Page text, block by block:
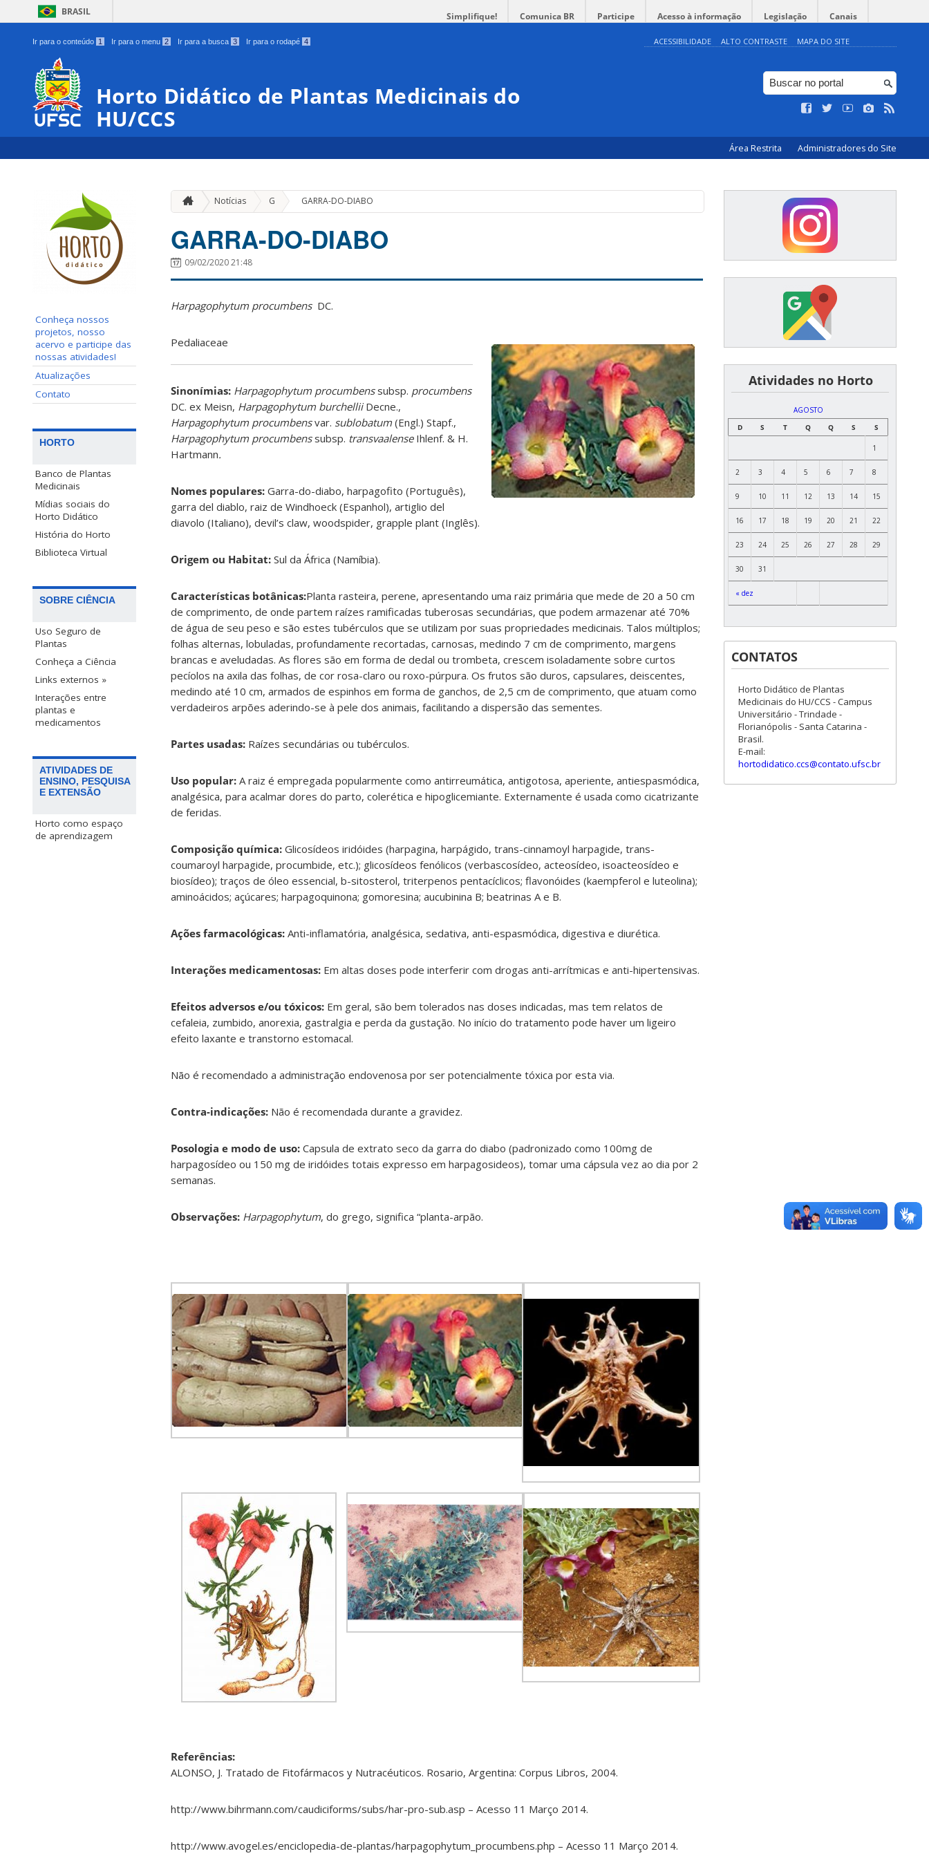
BRASIL Simplifique! Comunica BR Participe Acesso à informação Legislação Canais
Ir para o conteúdo 1 Ir para o menu 2 Ir para a busca 3 Ir para o rodapé 4 ACESSIBILIDADE ALTO CONTRASTE MAPA DO SITE
Horto Didático de Plantas Medicinais do
HU/CCS
Área Restrita Administradores do Site
Conheça nossos
projetos, nosso
acervo e participe das
nossas atividades!
Atualizações
Contato
HORTO
Banco de Plantas
Medicinais
Mídias sociais do
Horto Didático
História do Horto
Biblioteca Virtual
SOBRE CIÊNCIA
Uso Seguro de
Plantas
Conheça a Ciência
Links externos »
Interações entre
plantas e
medicamentos
ATIVIDADES DE
ENSINO, PESQUISA
E EXTENSÃO
Horto como espaço
de aprendizagem
Notícias G » GARRA-DO-DIABO
GARRA-DO-DIABO
09/02/2020 21:48
Harpagophytum procumbensDC.
Pedaliaceae
Sinonímias: Harpagophytum procumbenssubsp. procumbens
DC. ex Meisn, Harpagophytum burchelliiDecne.,
Harpagophytum procumbensvar. sublobatum (Engl.) Stapf.,
Harpagophytum procumbenssubsp. transvaalenseIhlenf. & H.
Hartmann.
Nomes populares: Garra-do-diabo, harpagofito (Português),
garra del diablo, raiz de Windhoeck (Espanhol), artiglio del
diavolo (Italiano), devil’s claw, woodspider, grapple plant (Inglês).
Origem ou Habitat: Sul da África (Namíbia).
Características botânicas:Planta rasteira, perene, apresentando uma raiz primária que mede de 20 a 50 cm
de comprimento, de onde partem raízes ramificadas tuberosas secundárias, que podem armazenar até 70%
de água de seu peso e são estes tubérculos que se utilizam por suas propriedades medicinais. Talos múltiplos;
folhas alternas, lobuladas, profundamente recortadas, carnosas, medindo 7 cm de comprimento, margens
brancas e aveludadas. As flores são em forma de dedal ou trombeta, crescem isoladamente sobre curtos
pecíolos na axila das folhas, de cor rosa-claro ou roxo-púrpura. Os frutos são duros, capsulares, deiscentes,
medindo até 10 cm, armados de espinhos em forma de ganchos, de 2,5 cm de comprimento, que atuam como
verdadeiros arpões aderindo-se à pele dos animais, facilitando a dispersão das sementes.
Partes usadas: Raízes secundárias ou tubérculos.
Uso popular: A raiz é empregada popularmente como antirreumática, antigotosa, aperiente, antiespasmódica,
analgésica, para acalmar dores do parto, colerética e hipoglicemiante. Externamente é usada como cicatrizante
de feridas.
Composição química: Glicosídeos iridóides (harpagina, harpágido, trans-cinnamoyl harpagide, trans-
coumaroyl harpagide, procumbide, etc.); glicosídeos fenólicos (verbascosídeo, acteosídeo, isoacteosídeo e
biosídeo); traços de óleo essencial, b-sitosterol, triterpenos pentacíclicos; flavonóides (kaempferol e luteolina);
aminoácidos; açúcares; harpagoquinona; gomoresina; aucubinina B; beatrinas A e B.
Ações farmacológicas: Anti-inflamatória, analgésica, sedativa, anti-espasmódica, digestiva e diurética.
Interações medicamentosas: Em altas doses pode interferir com drogas anti-arrítmicas e anti-hipertensivas.
Efeitos adversos e/ou tóxicos: Em geral, são bem tolerados nas doses indicadas, mas tem relatos de
cefaleia, zumbido, anorexia, gastralgia e perda da gustação. No início do tratamento pode haver um ligeiro
efeito laxante e transtorno estomacal.
Não é recomendado a administração endovenosa por ser potencialmente tóxica por esta via.
Contra-indicações: Não é recomendada durante a gravidez.
Posologia e modo de uso: Capsula de extrato seco da garra do diabo (padronizado como 100mg de
harpagosídeo ou 150 mg de iridóides totais expresso em harpagosideos), tomar uma cápsula vez ao dia por 2
semanas.
Observações: Harpagophytum, do grego, significa “planta-arpão.
Referências:
ALONSO, J. Tratado de Fitofármacos y Nutracéuticos. Rosario, Argentina: Corpus Libros, 2004.
http://www.bihrmann.com/caudiciforms/subs/har-pro-sub.asp – Acesso 11 Março 2014.
http://www.avogel.es/enciclopedia-de-plantas/harpagophytum_procumbens.php – Acesso 11 Março 2014.
͏ ͏ ͏ ͏ ͏ ͏Atividades no Horto
AGOSTO
D
S T Q Q S S
« dez
1
2 3 4 5 6 7 8
9 10 11 12 13 14 15
16 17 18 19 20 21 22
23 24 25 26 27 28 29
30 31
CONTATOS
Horto Didático de Plantas
Medicinais do HU/CCS - Campus
Universitário - Trindade -
Florianópolis - Santa Catarina -
Brasil.
E-mail:
hortodidatico.ccs@contato.ufsc.br